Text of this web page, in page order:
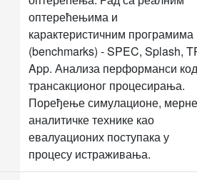
оптерећењима и
карактеристичним програмима
(benchmarks) - SPEC, Splash,
App. Анализа перформанси код
трансакционог процесирања.
Поређење симулационе,
аналитичке технике као
евалуационих поступака у
процесу истраживања.